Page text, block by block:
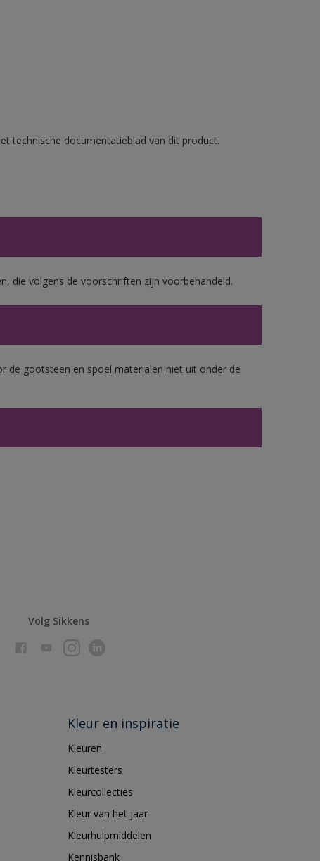
technische documentatieblad van dit product.
die volgens de voorschriften zijn voorbehandeld.
de gootsteen en spoel materialen niet uit onder de
Volg Sikkens
Kleur en inspiratie
Kleuren
Kleurtesters
Kleurcollecties
Kleur van het jaar
Kleurhulpmiddelen
Kennisbank